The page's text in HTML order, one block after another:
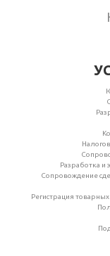
Разработка и
Сопровождение
Регистрация